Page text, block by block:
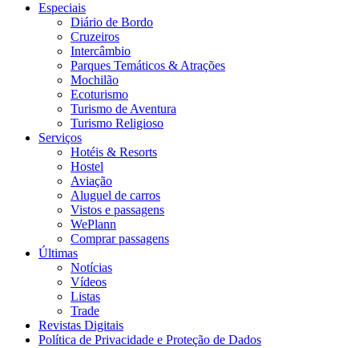
Especiais
Diário de Bordo
Cruzeiros
Intercâmbio
Parques Temáticos & Atrações
Mochilão
Ecoturismo
Turismo de Aventura
Turismo Religioso
Serviços
Hotéis & Resorts
Hostel
Aviação
Aluguel de carros
Vistos e passagens
WePlann
Comprar passagens
Últimas
Notícias
Vídeos
Listas
Trade
Revistas Digitais
Política de Privacidade e Proteção de Dados